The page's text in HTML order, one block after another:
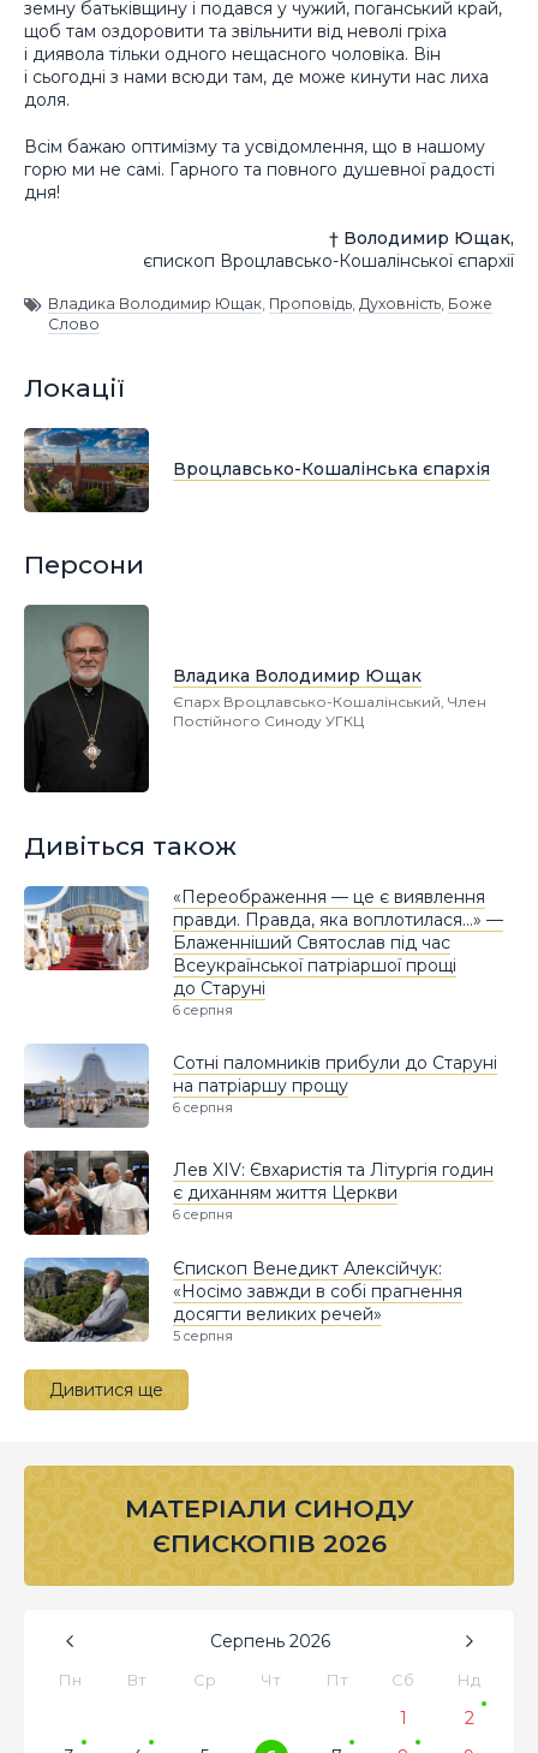
земну батьківщину і подався у чужий, поганський край,
щоб там оздоровити та звільнити від неволі гріха
і диявола тільки одного нещасного чоловіка. Він
і сьогодні з нами всюди там, де може кинути нас лиха
доля.
Всім бажаю оптимізму та усвідомлення, що в нашому
горю ми не самі. Гарного та повного душевної радості
дня!
† Володимир Ющак,
єпископ Вроцлавсько-Кошалінської єпархії
Владика Володимир Ющак, Проповідь, Духовність, Боже
Слово
Локації
Вроцлавсько-Кошалінська єпархія
Персони
Владика Володимир Ющак
Єпарх Вроцлавсько-Кошалінський, Член
Постійного Синоду УГКЦ
Дивіться також
«Переображення — це є виявлення
правди. Правда, яка воплотилася…» —
Блаженніший Святослав під час
Всеукраїнської патріаршої прощі
до Старуні
6 серпня
Сотні паломників прибули до Старуні
на патріаршу прощу
6 серпня
Лев XIV: Євхаристія та Літургія годин
є диханням життя Церкви
6 серпня
Єпископ Венедикт Алексійчук:
«Носімо завжди в собі прагнення
досягти великих речей»
5 серпня
Дивитися ще
МАТЕРІАЛИ СИНОДУ
ЄПИСКОПІВ 2026
Серпень 2026
Пн Вт Ср Чт Пт Сб Нд
1
2